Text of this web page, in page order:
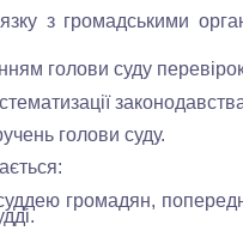
громадськими
голови суду перевірок
голови суду.
громадян, попереднє